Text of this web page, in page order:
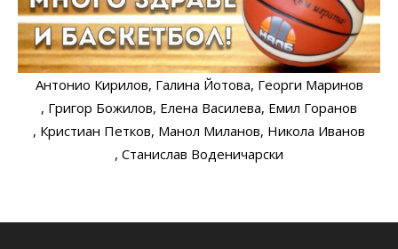
Антонио Кирилов, Галина Йотова, Георги Маринов
, Григор Божилов, Елена Василева, Емил Горанов
, Кристиан Петков, Манол Миланов, Никола Иванов
, Станислав Воденичарски